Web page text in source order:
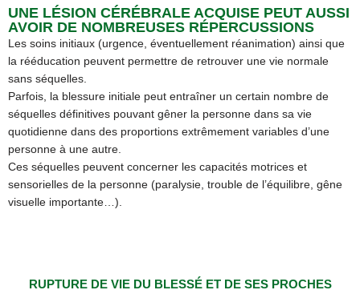
UNE LÉSION CÉRÉBRALE ACQUISE PEUT AUSSI
AVOIR DE NOMBREUSES RÉPERCUSSIONS
Les soins initiaux (urgence, éventuellement réanimation) ainsi que
la rééducation peuvent permettre de retrouver une vie normale
sans séquelles.
Parfois, la blessure initiale peut entraîner un certain nombre de
séquelles définitives pouvant gêner la personne dans sa vie
quotidienne dans des proportions extrêmement variables d’une
personne à une autre.
Ces séquelles peuvent concerner les capacités motrices et
sensorielles de la personne (paralysie, trouble de l’équilibre, gêne
visuelle importante…).
RUPTURE DE VIE DU BLESSÉ ET DE SES PROCHES